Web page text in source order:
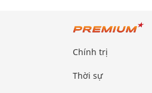
Chính trị
Thời sự